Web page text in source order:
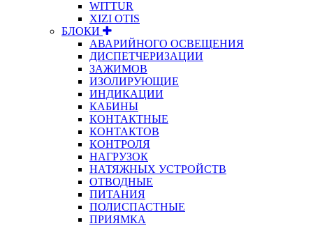
WITTUR
XIZI OTIS
БЛОКИ
АВАРИЙНОГО ОСВЕЩЕНИЯ
ДИСПЕТЧЕРИЗАЦИИ
ЗАЖИМОВ
ИЗОЛИРУЮЩИЕ
ИНДИКАЦИИ
КАБИНЫ
КОНТАКТНЫЕ
КОНТАКТОВ
КОНТРОЛЯ
НАГРУЗОК
НАТЯЖНЫХ УСТРОЙСТВ
ОТВОДНЫЕ
ПИТАНИЯ
ПОЛИСПАСТНЫЕ
ПРИЯМКА